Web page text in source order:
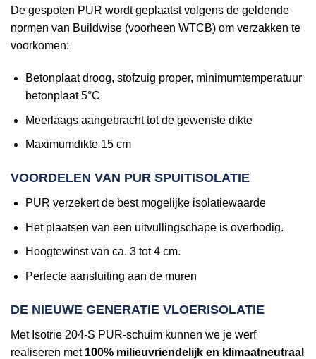
De gespoten PUR wordt geplaatst volgens de geldende
normen van Buildwise (voorheen WTCB) om verzakken te
voorkomen:
Betonplaat droog, stofzuig proper, minimumtemperatuur
betonplaat 5°C
Meerlaags aangebracht tot de gewenste dikte
Maximumdikte 15 cm
VOORDELEN VAN PUR SPUITISOLATIE
PUR verzekert de best mogelijke isolatiewaarde
Het plaatsen van een uitvullingschape is overbodig.
Hoogtewinst van ca. 3 tot 4 cm.
Perfecte aansluiting aan de muren
DE NIEUWE GENERATIE VLOERISOLATIE
Met Isotrie 204-S PUR-schuim kunnen we je werf
realiseren met 100% milieuvriendelijk en klimaatneutraal